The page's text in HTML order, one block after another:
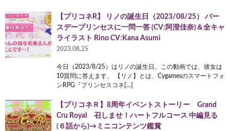
【プリコネR】 リノの誕生日（2023/08/25） バー
スデープリンセスに一問一答 (CV:阿澄佳奈)＆全キャ
ライラスト Rino CV:Kana Asumi
2023.08.25
今日（2023/8/25）はリノの誕生日。この動画では、彼女は
10質問に答えます。 【リノ】とは、Cygamesのスマートフォ
ンRPG『プリンセスコネ[…]
【プリコネＲ】8周年イベントストーリー Grand
Cru Royal 召しませ！ハートフルコース 中編見る
(６話から)→ミニコンテンツ鑑賞